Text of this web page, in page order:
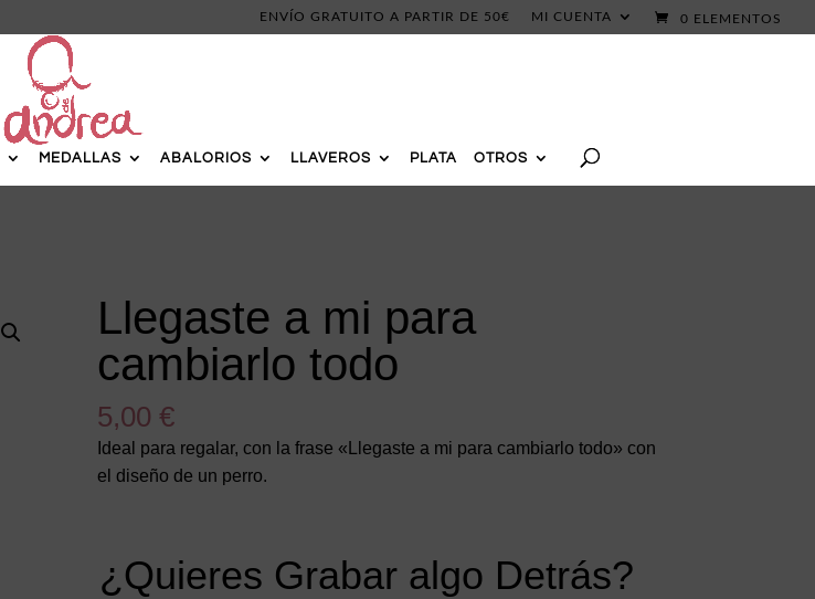
ENVÍO GRATUITO A PARTIR DE 50€ MI CUENTA 0 ELEMENTOS
MEDALLAS ABALORIOS LLAVEROS PLATA OTROS
Llegaste a mi para
cambiarlo todo
5,00 €
Ideal para regalar, con la frase «Llegaste a mi para cambiarlo todo» con
el diseño de un perro.
¿Quieres Grabar algo Detrás?